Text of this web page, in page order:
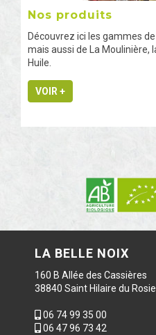
Nos produits
Découvrez ici les gammes
mais aussi de La Moulinière,
Huile.
VOIR +
LA BELLE NOIX
160 B Allée des Cassières
38840 Saint Hilaire du
06 74 99 35 00
06 47 96 73 42